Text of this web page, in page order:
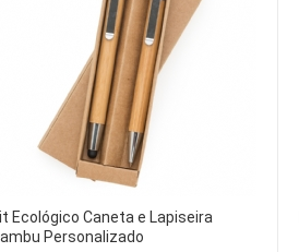
Ecológico Caneta e Lapiseira
Personalizado